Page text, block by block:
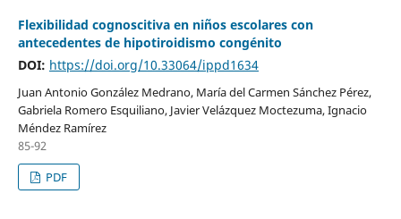
Flexibilidad cognoscitiva en niños escolares con
antecedentes de hipotiroidismo congénito
DOI: https://doi.org/10.33064/ippd1634
Juan Antonio González Medrano, María del Carmen Sánchez Pérez,
Gabriela Romero Esquiliano, Javier Velázquez Moctezuma, Ignacio
Méndez Ramírez
85-92
PDF